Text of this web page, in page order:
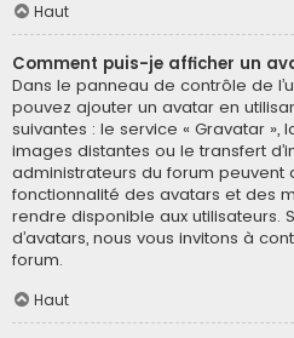
Haut
Comment puis-je afficher un
Dans le panneau de contrôle de
pouvez ajouter un avatar en
suivantes : le service « Gravatar »,
images distantes ou le transfert
administrateurs du forum peuvent
fonctionnalité des avatars et des
rendre disponible aux utilisateurs.
d’avatars, nous vous invitons à
forum.
Haut